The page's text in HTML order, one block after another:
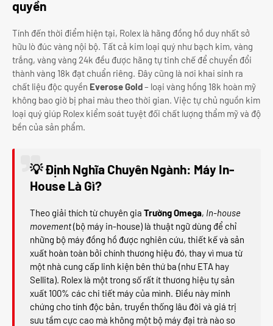
quyền
Tính đến thời điểm hiện tại, Rolex là hãng đồng hồ duy nhất sở
hữu lò đúc vàng nội bộ. Tất cả kim loại quý như bạch kim, vàng
trắng, vàng vàng 24k đều được hãng tự tinh chế để chuyển đổi
thành vàng 18k đạt chuẩn riêng. Đây cũng là nơi khai sinh ra
chất liệu độc quyền Everose Gold– loại vàng hồng 18k hoàn mỹ
không bao giờ bị phai màu theo thời gian. Việc tự chủ nguồn kim
loại quý giúp Rolex kiểm soát tuyệt đối chất lượng thẩm mỹ và độ
bền của sản phẩm.
💡 Định Nghĩa Chuyên Ngành: Máy In-
House Là Gì?
Theo giải thích từ chuyên gia Trường Omega, In-house
movement(bộ máy in-house) là thuật ngữ dùng để chỉ
những bộ máy đồng hồ được nghiên cứu, thiết kế và sản
xuất hoàn toàn bởi chính thương hiệu đó, thay vì mua từ
một nhà cung cấp linh kiện bên thứ ba (như ETA hay
Sellita). Rolex là một trong số rất ít thương hiệu tự sản
xuất 100% các chi tiết máy của mình. Điều này minh
chứng cho tính độc bản, truyền thống lâu đời và giá trị
sưu tầm cực cao mà không một bộ máy đại trà nào so